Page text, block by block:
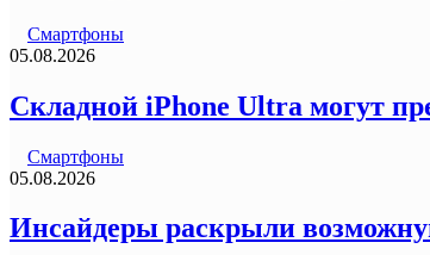
Смартфоны
05.08.2026
Складной iPhone Ultra могут
Смартфоны
05.08.2026
Инсайдеры раскрыли